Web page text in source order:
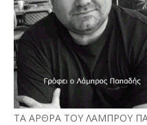
ΤΑ ΑΡΘΡΑ ΤΟΥ ΛΑΜΠΡΟΥ